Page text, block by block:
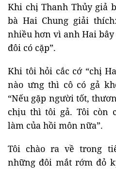
Khi chị Thanh Thủy giả
bà Hai Chung giải
nhiều hơn vì anh Hai
đôi có cặp”.
Khi tôi hỏi cắc cớ “chị
nào ưng thì cô có gả
“Nếu gặp người tốt,
chịu thì tôi gả. Tôi còn
làm của hồi môn nữa”.
Tôi chào ra về trong
những đôi mắt rớm đỏ